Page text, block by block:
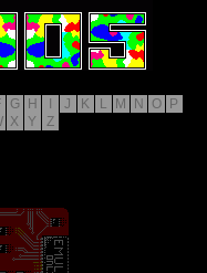
G H J K L M N O
P
X Y Z